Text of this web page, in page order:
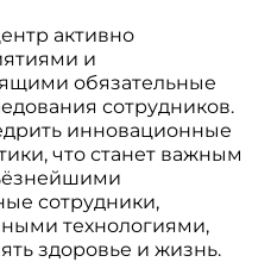
активно
и
обязательные
сотрудников.
инновационные
что станет важным
сотрудники,
технологиями,
здоровье и жизнь.